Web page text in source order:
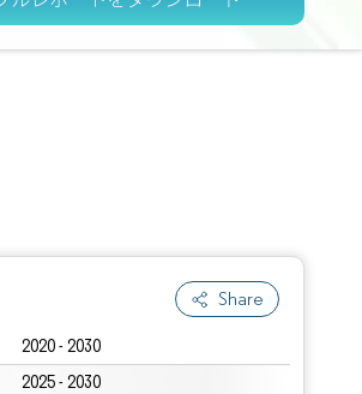
Share
2020 - 2030
2025 - 2030